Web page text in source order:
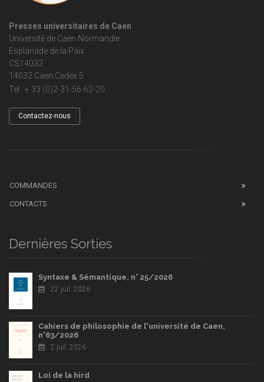
Presses universitaires de Caen
Université de Caen Normandie
Esplanade de la Paix
CS14032
14032 Caen Cedex 5
Tel : + 33 (0)2-31-56-62-20
Contactez-nous
COMMANDES
CONTACTS
Dernières Sorties
Syntaxe & Sémantique, n° 25/2026
22 juil. 2026
Cahiers de philosophie de l'université de Caen,
n°63/2026
2 juil. 2026
Loi de la hird